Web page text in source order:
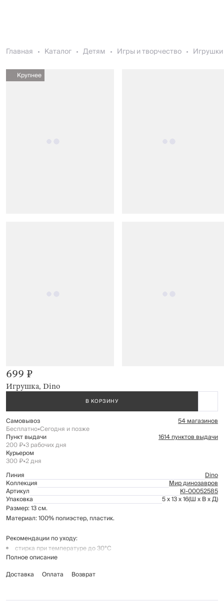
Главная Каталог Детям Игры и творчество
Крупнее
Игрушка, Dino
699 ₽
В КОРЗИНУ
Самовывоз 54 магазинов
Бесплатно•Сегодня и позже
Пункт выдачи 1614 пунктов выдачи
200 ₽•3 рабочих дня
Курьером
300 ₽•2 дня
Линия
Dino
Коллекция Мир динозавров
Артикул Kl-00052585
Упаковка 5 x 13 x 16(Ш x В x Д)
Размер: 13 см.
Материал: 100% полиэстер, пластик.
Рекомендации по уходу:
стирка при температуре до 30°С
не отбеливать
глажение запрещено
Полное описание
Доставка
Оплата Возврат